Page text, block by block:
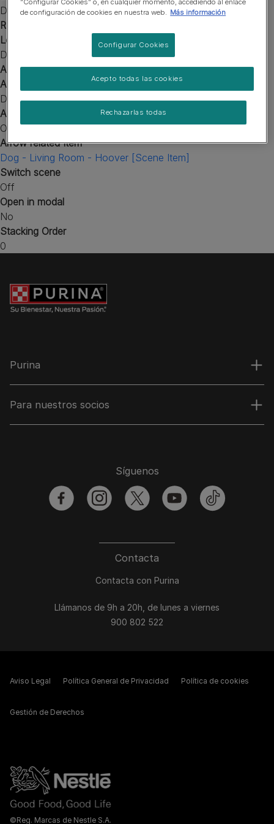
Don't Loop
Reward Audio
Loop Audio
Don't Loop
Animation
Animation Loop
Don't Loop
Arrow
On
Arrow related Item
Dog - Living Room - Hoover [Scene Item]
Switch scene
Off
Open in modal
No
Stacking Order
0
Purina
Para nuestros socios
Contacta
Contacta con Purina
Llámanos de 9h a 20h, de lunes a viernes
900 802 522
Síguenos
facebookinstagramtwitter youtubetiktok
©Reg. Marcas de Nestle S.A.
Aviso Legal Política General de Privacidad Política de cookies
Gestión de Derechos
de configuración de cookies en nuestra web.
Más información
Configurar Cookies
Rechazarlas todas
Acepto todas las cookies